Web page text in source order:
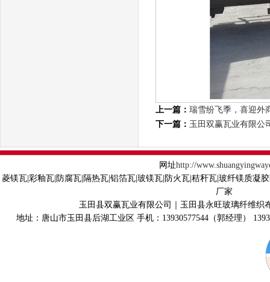
上一篇： 瑞雪纷飞季，喜迎外
下一篇： 玉田双赢瓦业有限公
网址http://
菱镁瓦|彩釉瓦|防腐瓦|隔热瓦|铝箔瓦|玻镁瓦|防火瓦|秸秆瓦|玻纤镁质凝
厂家
玉田县双赢瓦业有限公司｜玉田县永旺玻璃纤维织
地址：唐山市玉田县后湖工业区 手机：13930577544（郭经理）